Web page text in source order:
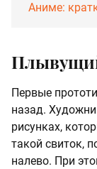
Аниме:
Первые
назад.
рисунках,
такой свиток,
налево. При